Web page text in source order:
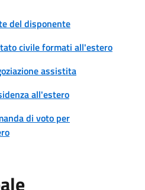
del disponente
civile formati all'estero
assistita
all'estero
di voto per